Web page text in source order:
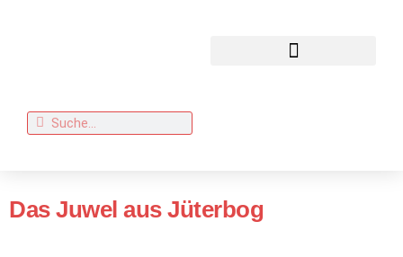
Das Juwel aus Jüterbog